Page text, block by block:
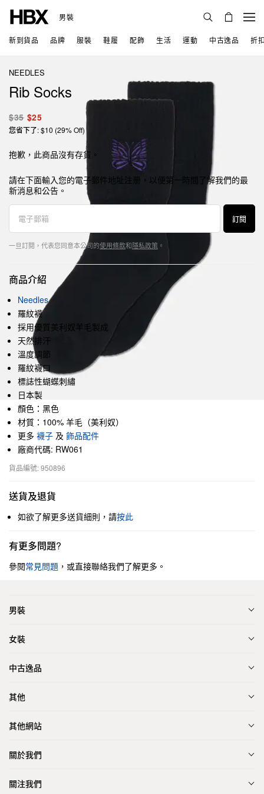
男裝
新到貨品 品牌 服裝 鞋履 配飾 生活 運動 中古逸品 折
NEEDLES
Rib Socks
$35 $25
您省下了: $10 (29% Off)
抱歉，此商品沒有存貨。
請在下面輸入您的電子郵件地址注册，以便第一時間了解我們的最
新消息和公告。
訂閱
一旦訂閱，代表您同意本公司的使用條款和隱私政策 。
商品介紹
Needles
羅紋襪
採用優質美利奴羊毛製成
天然排汗
溫度調節
羅紋襪口
標誌性蝴蝶刺繡
日本製
顏色：黑色
材質：100% 羊毛（美利奴）
更多 襪子 及 飾品配件
廠商代碼: RW061
貨品編號: 950896
送貨及退貨
如欲了解更多送貨細則，請按此
有更多問題?
參閱常見問題 ，或直接聯絡我們了解更多。
男裝
女裝
中古逸品
其他
其他網站
關於我們
關注我們